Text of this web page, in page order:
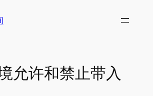
允许和禁止带入